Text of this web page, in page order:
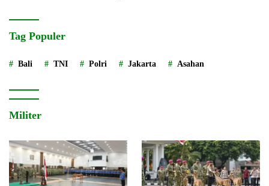
Tag Populer
Bali TNI Polri Jakarta Asahan
Militer